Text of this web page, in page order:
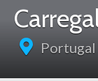
Portugal